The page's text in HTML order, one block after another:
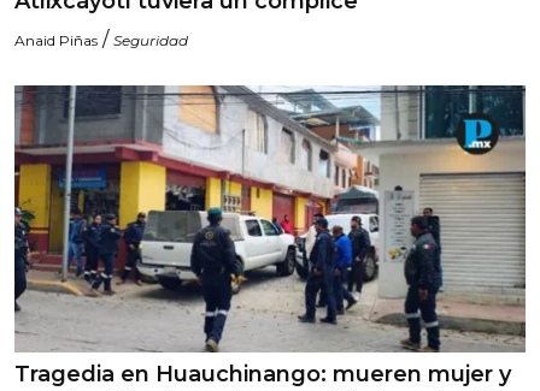
Anaid Piñas / Seguridad
Tragedia en Huauchinango: mueren mujer y